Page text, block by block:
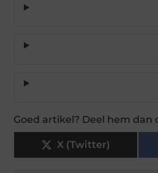
Goed artikel? Deel hem dan
X (Twitter)